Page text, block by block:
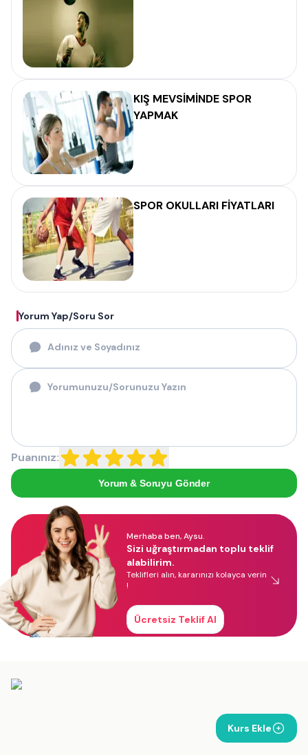
KIŞ MEVSİMİNDE SPOR
YAPMAK
SPOR OKULLARI FİYATLARI
Yorum Yap/Soru Sor
Puanınız:
Yorum & Soruyu Gönder
Merhaba ben, Aysu.
Sizi uğraştırmadan toplu teklif
alabilirim.
Teklifleri alın, kararınızı kolayca verin
!
Ücretsiz Teklif Al
Kurs Ekle